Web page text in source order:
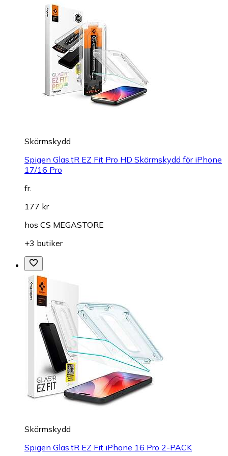
Skärmskydd
Spigen Glas.tR EZ Fit Pro HD Skärmskydd för iPhone
17/16 Pro
fr.
177 kr
hos CS MEGASTORE
+3 butiker
Skärmskydd
Spigen Glas.tR EZ Fit iPhone 16 Pro 2-PACK